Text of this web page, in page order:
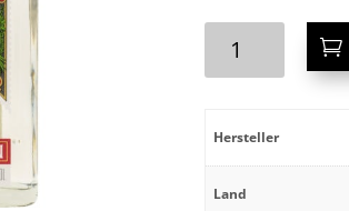
London
Dry
Menge
Hersteller
Land